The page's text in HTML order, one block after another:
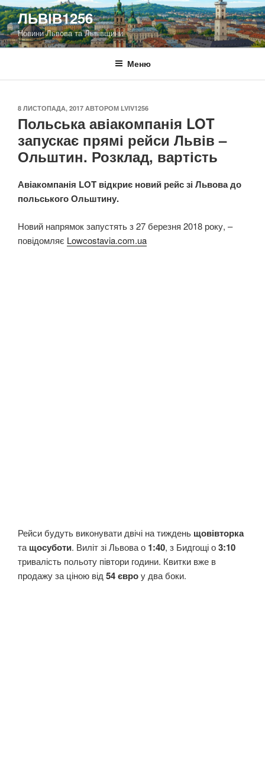
Перейти
до
вмісту
ЛЬВІВ1256
Новини Львова та Львівщини
Меню
ОПУБЛІКОВАНО
8 ЛИСТОПАДА, 2017 АВТОРОМ LVIV1256
Польська авіакомпанія LOT
запускає прямі рейси Львів –
Ольштин. Розклад, вартість
Авіакомпанія LOT відкриє новий рейс зі Львова до
польського Ольштину.
Новий напрямок запустять з 27 березня 2018 року, –
повідомляє Lowcostavia.com.ua
Рейси будуть виконувати двічі на тиждень щовівторка
тащосуботи. Виліт зі Львова о 1:40, з Бидгощі о3:10
тривалість польоту півтори години. Квитки вже в
продажу за ціною від54 євроу два боки.